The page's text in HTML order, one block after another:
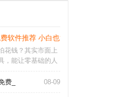
软件推荐 小白也能轻松创作_
花钱？其实市面上
，能让零基础的人
发，聊聊几款真正
费_ 08-09